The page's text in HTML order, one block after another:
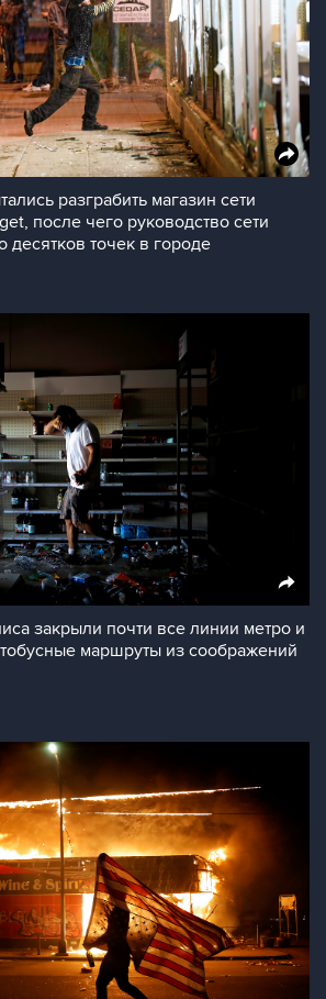
разграбить магазин сети
после чего руководство сети
десятков точек в городе
закрыли почти все линии метро и
маршруты из соображений